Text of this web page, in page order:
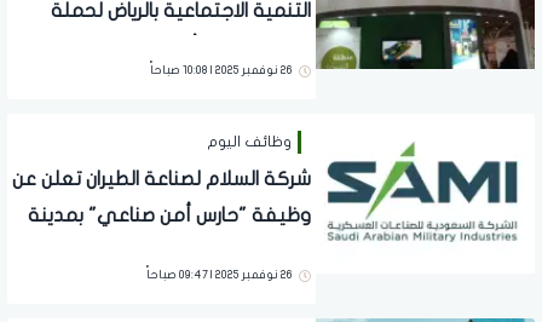
التنمية الاجتماعية بالرياض لحملة
26 نوفمبر 2025 | 10:08 صباحاً
وظائف اليوم
شركة السلام لصناعة الطيران تعلن عن
وظيفة "حارس أمن صناعي" بمدينة
26 نوفمبر 2025 | 09:47 صباحاً